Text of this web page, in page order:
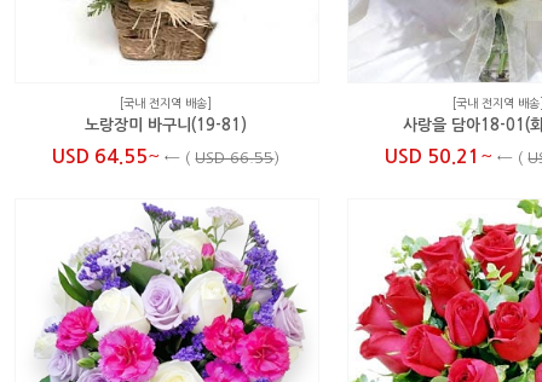
[국내 전지역 배송]
노랑장미 바구니(19-81)
USD 64.55~ ← (USD 66.55)
[국내 전지역 배
사랑을 담아18-01(
USD 50.21 ~ ← (